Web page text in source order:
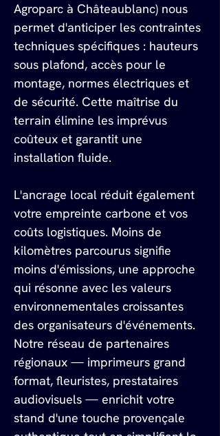
Agroparc à Châteaublanc) nous
permet d'anticiper les contraintes
techniques spécifiques : hauteurs
sous plafond, accès pour le
montage, normes électriques et
de sécurité. Cette maîtrise du
terrain élimine les imprévus
coûteux et garantit une
installation fluide.
L'ancrage local réduit également
votre empreinte carbone et vos
coûts logistiques. Moins de
kilomètres parcourus signifie
moins d'émissions, une approche
qui résonne avec les valeurs
environnementales croissantes
des organisateurs d'événements.
Notre réseau de partenaires
régionaux — imprimeurs grand
format, fleuristes, prestataires
audiovisuels — enrichit votre
stand d'une touche provençale